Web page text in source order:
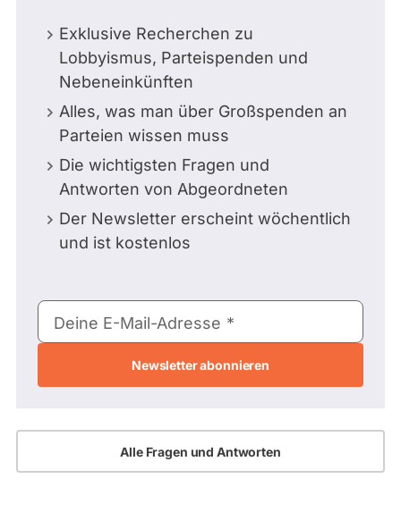
Exklusive Recherchen zu
Lobbyismus, Parteispenden und
Nebeneinkünften
Alles, was man über Großspenden an
Parteien wissen muss
Die wichtigsten Fragen und
Antworten von Abgeordneten
Der Newsletter erscheint wöchentlich
und ist kostenlos
E-
Mail-
Deine E-Mail-Adresse
Alle Fragen und Antworten